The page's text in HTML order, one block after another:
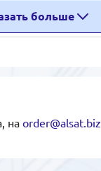
больше
на order@alsat.biz